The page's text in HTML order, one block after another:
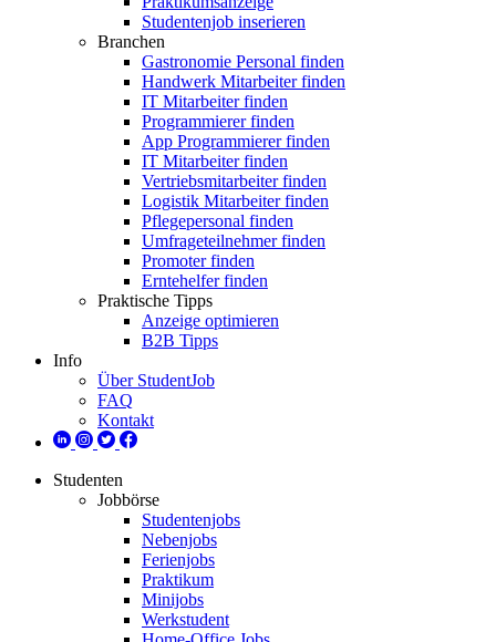
Studentenjob inserieren
Branchen
Gastronomie Personal finden
Handwerk Mitarbeiter finden
IT Mitarbeiter finden
Programmierer finden
App Programmierer finden
IT Mitarbeiter finden
Vertriebsmitarbeiter finden
Logistik Mitarbeiter finden
Pflegepersonal finden
Umfrageteilnehmer finden
Promoter finden
Erntehelfer finden
Praktische Tipps
Anzeige optimieren
B2B Tipps
Info
Über StudentJob
FAQ
Kontakt
Studenten
Jobbörse
Studentenjobs
Nebenjobs
Ferienjobs
Praktikum
Minijobs
Werkstudent